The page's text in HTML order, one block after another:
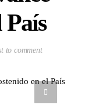
País
to comment